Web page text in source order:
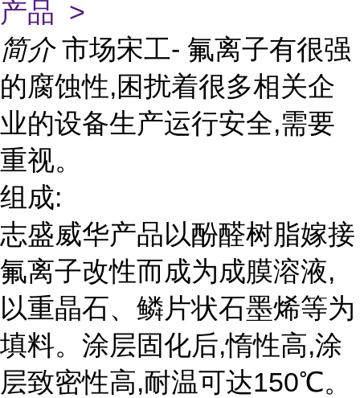
产品 >
简介 市场宋工- 氟离子有很强
的腐蚀性,困扰着很多相关企
业的设备生产运行安全,需要
重视。
组成:
志盛威华产品以酚醛树脂嫁接
氟离子改性而成为成膜溶液,
以重晶石、鳞片状石墨烯等为
填料。涂层固化后,惰性高,涂
层致密性高,耐温可达150℃。